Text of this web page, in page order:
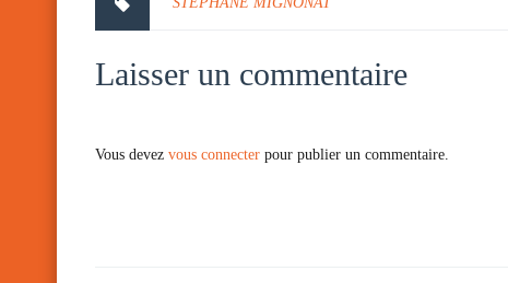
Laisser un commentaire
Vous devez vous connecter pour publier un commentaire.